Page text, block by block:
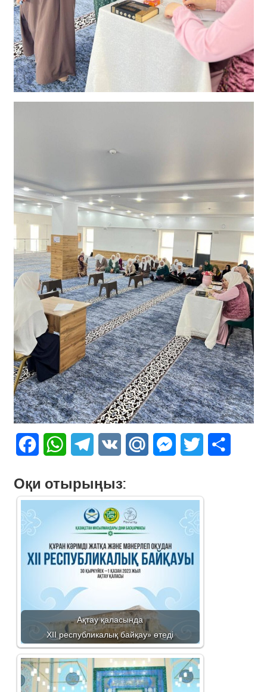
FacebookWhatsAppTelegram
VK Mail.Ru Messenger
Twitter
Оқи отырыңыз:
Ақтау қаласында
ХІІ республикалық байқау» өтеді